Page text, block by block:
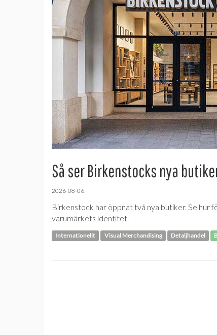
Så ser Birkenstocks nya
2026-08-06
Birkenstock har öppnat två nya butiker. Se hur
varumärkets identitet.
Internationellt Visual Merchandising Detaljhandel